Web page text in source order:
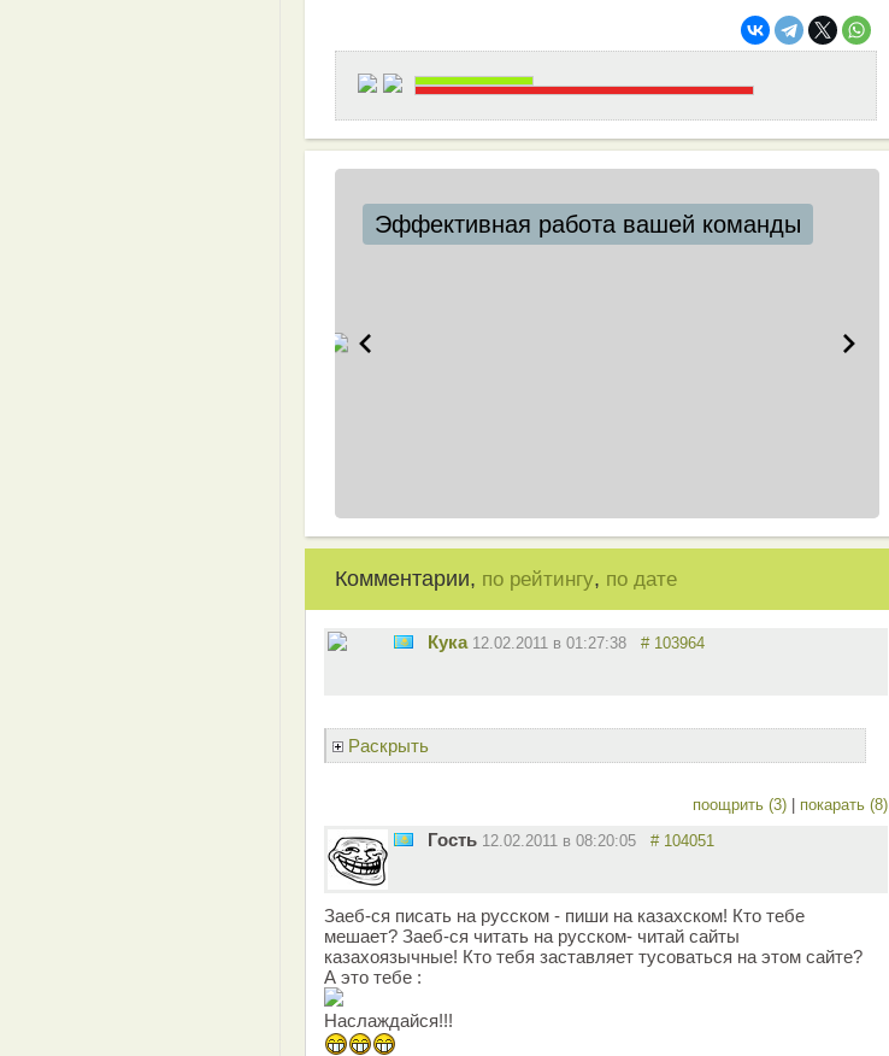
Эффективная работа вашей команды
Комментарии, по рейтингу, по дате
Кука 12.02.2011 в 01:27:38 # 103964
Раскрыть
поощрить (3) покарать (8)
Гость 12.02.2011 в 08:20:05 # 104051
Заеб-ся писать на русском - пиши на казахском! Кто тебе
мешает? Заеб-ся читать на русском- читай сайты
казахоязычные! Кто тебя заставляет тусоваться на этом сайте?
А это тебе :
Наслаждайся!!!